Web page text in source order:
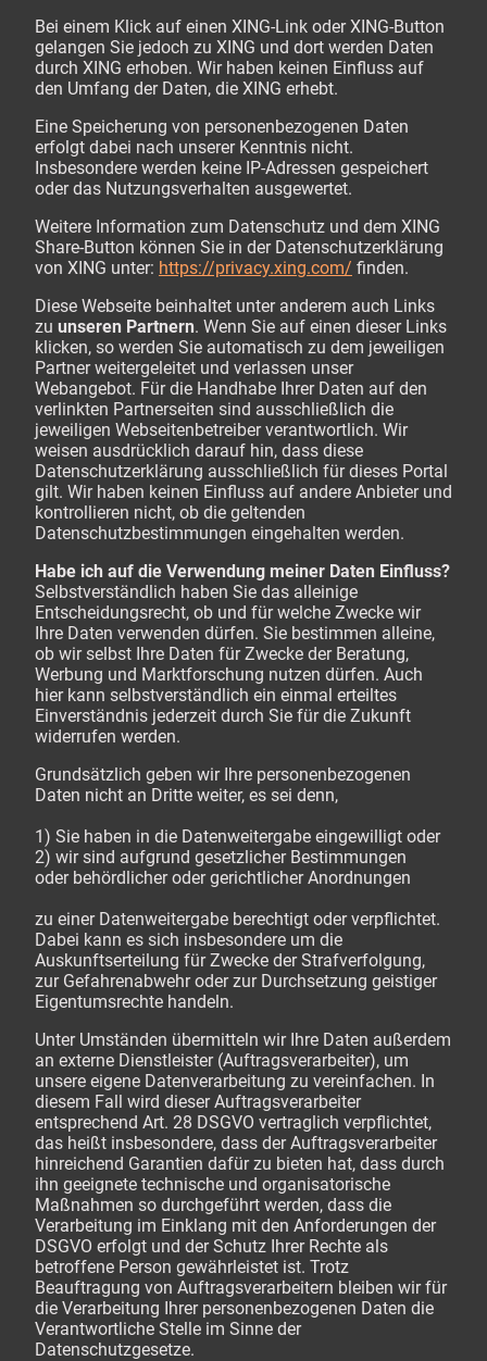
Bei einem Klick auf einen XING-Link oder XING-Button
gelangen Sie jedoch zu XING und dort werden Daten
durch XING erhoben. Wir haben keinen Einfluss auf
den Umfang der Daten, die XING erhebt.
Eine Speicherung von personenbezogenen Daten
erfolgt dabei nach unserer Kenntnis nicht.
Insbesondere werden keine IP-Adressen gespeichert
oder das Nutzungsverhalten ausgewertet.
Weitere Information zum Datenschutz und dem XING
Share-Button können Sie in der Datenschutzerklärung
von XING unter: https://privacy.xing.com/ finden.
Diese Webseite beinhaltet unter anderem auch Links
zu unseren Partnern. Wenn Sie auf einen dieser Links
klicken, so werden Sie automatisch zu dem jeweiligen
Partner weitergeleitet und verlassen unser
Webangebot. Für die Handhabe Ihrer Daten auf den
verlinkten Partnerseiten sind ausschließlich die
jeweiligen Webseitenbetreiber verantwortlich. Wir
weisen ausdrücklich darauf hin, dass diese
Datenschutzerklärung ausschließlich für dieses Portal
gilt. Wir haben keinen Einfluss auf andere Anbieter und
kontrollieren nicht, ob die geltenden
Datenschutzbestimmungen eingehalten werden.
Habe ich auf die Verwendung meiner Daten Einfluss?
Selbstverständlich haben Sie das alleinige
Entscheidungsrecht, ob und für welche Zwecke wir
Ihre Daten verwenden dürfen. Sie bestimmen alleine,
ob wir selbst Ihre Daten für Zwecke der Beratung,
Werbung und Marktforschung nutzen dürfen. Auch
hier kann selbstverständlich ein einmal erteiltes
Einverständnis jederzeit durch Sie für die Zukunft
widerrufen werden.
Grundsätzlich geben wir Ihre personenbezogenen
Daten nicht an Dritte weiter, es sei denn,
1) Sie haben in die Datenweitergabe eingewilligt oder
2) wir sind aufgrund gesetzlicher Bestimmungen
oder behördlicher oder gerichtlicher Anordnungen
zu einer Datenweitergabe berechtigt oder verpflichtet.
Dabei kann es sich insbesondere um die
Auskunftserteilung für Zwecke der Strafverfolgung,
zur Gefahrenabwehr oder zur Durchsetzung geistiger
Eigentumsrechte handeln.
Unter Umständen übermitteln wir Ihre Daten außerdem
an externe Dienstleister (Auftragsverarbeiter), um
unsere eigene Datenverarbeitung zu vereinfachen. In
diesem Fall wird dieser Auftragsverarbeiter
entsprechend Art. 28 DSGVO vertraglich verpflichtet,
das heißt insbesondere, dass der Auftragsverarbeiter
hinreichend Garantien dafür zu bieten hat, dass durch
ihn geeignete technische und organisatorische
Maßnahmen so durchgeführt werden, dass die
Verarbeitung im Einklang mit den Anforderungen der
DSGVO erfolgt und der Schutz Ihrer Rechte als
betroffene Person gewährleistet ist. Trotz
Beauftragung von Auftragsverarbeitern bleiben wir für
die Verarbeitung Ihrer personenbezogenen Daten die
Verantwortliche Stelle im Sinne der
Datenschutzgesetze.